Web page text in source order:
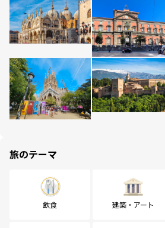
旅のテーマ
飲食 建築・アート